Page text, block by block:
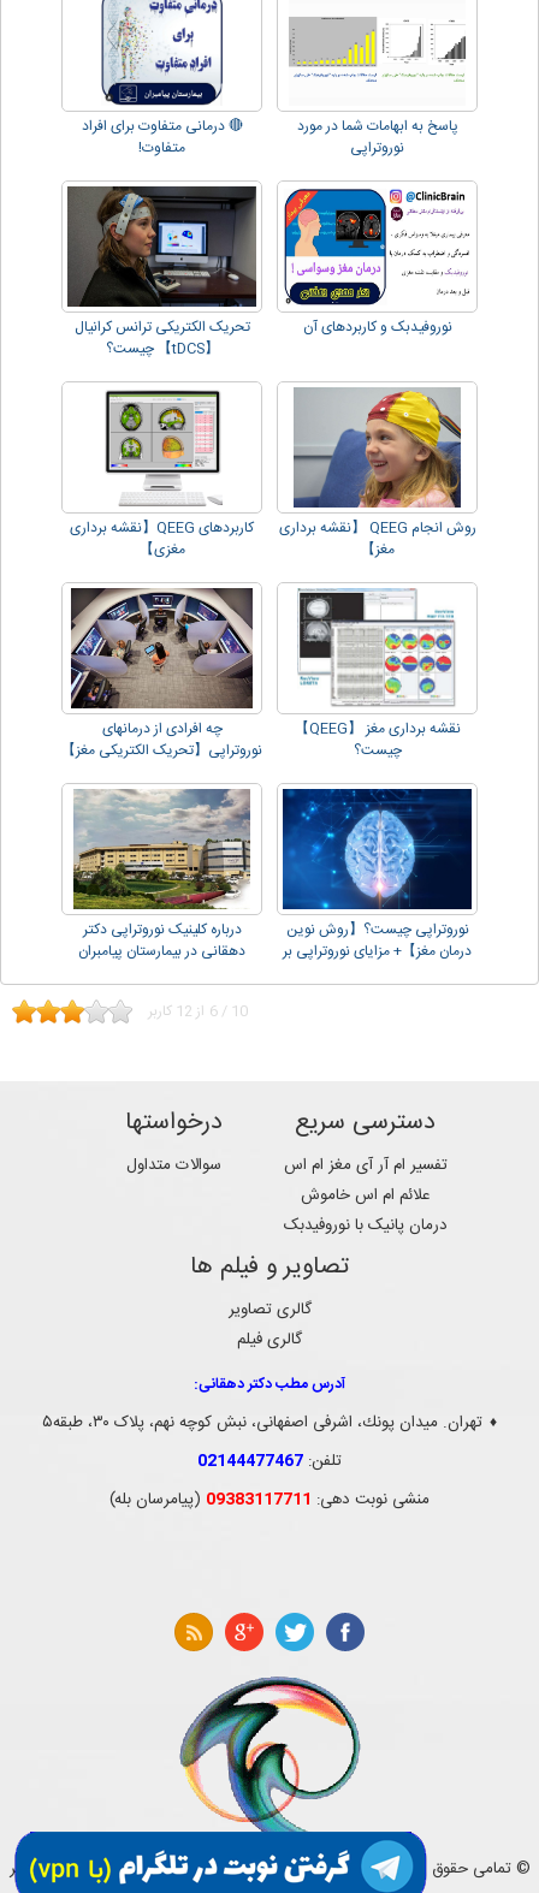
پاسخ به ابهامات شما در مورد
نوروتراپی
🔴 درمانی متفاوت برای افراد
متفاوت!
نوروفیدبک و کاربردهای آن
تحریک الکتریکی ترانس کرانیال
【tDCS】 چیست؟
روش انجام QEEG 【نقشه برداری
مغز】
کاربردهای QEEG【نقشه برداری
مغزی】
نقشه برداری مغز 【QEEG】
چیست؟
چه افرادی از درمانهای
نوروتراپی【تحریک الکتریکی مغز】
نوروتراپی چیست؟【روش نوین
درمان مغز】+ مزایای نوروتراپی بر
درباره کلینیک نوروتراپی دکتر
دهقانی در بیمارستان پیامبران
6 / 10 از 12 کاربر
دسترسی سریع
تفسیر ام آر آی مغز ام اس
علائم ام اس خاموش
درمان پانیک با نوروفیدبک
درخواستها
سوالات متداول
تصاویر و فیلم ها
گالری تصاویر
گالری فیلم
آدرس مطب دکتر دهقانی:
♦ تهران. ميدان پونك، اشرفی اصفهانی، نبش کوچه نهم، پلاک ۳۰، طبقه۵
تلفن: 02144477467
منشی نوبت دهی: 09383117711 (پیامرسان بله)
© تمامی حقوق این وب سایت متعلق به کلینیک مغز و اعصاب و ستون فقرات دکتر